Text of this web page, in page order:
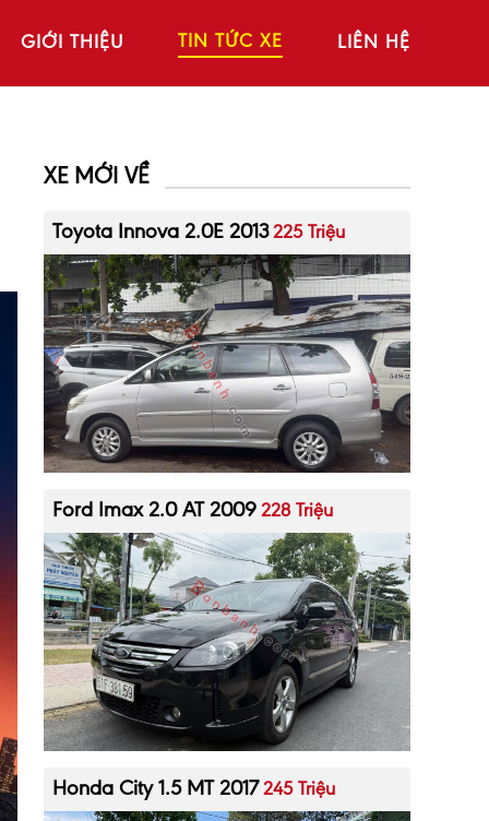
GIỚI THIỆU TIN TỨC XE LIÊN HỆ
XE MỚI VỀ
Toyota Innova 2.0E 2013 225 Triệu
Ford Imax 2.0 AT 2009 228 Triệu
Honda City 1.5 MT 2017 245 Triệu